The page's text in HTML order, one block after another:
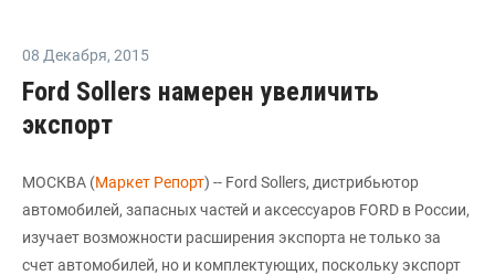
08 Декабря, 2015
Ford Sollers намерен увеличить
экспорт
МОСКВА (Маркет Репорт) -- Ford Sollers, дистрибьютор
автомобилей, запасных частей и аксессуаров FORD в России,
изучает возможности расширения экспорта не только за
счет автомобилей, но и комплектующих, поскольку экспорт